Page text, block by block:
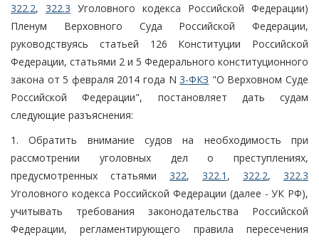
322.2, 322.3 Уголовного кодекса Российской Федерации)
Пленум Верховного Суда Российской Федерации,
руководствуясь статьей 126 Конституции Российской
Федерации, статьями 2 и 5 Федерального конституционного
закона от 5 февраля 2014 года N3-ФКЗ "О Верховном Суде
Российской Федерации", постановляет дать судам
следующие разъяснения:
1. Обратить внимание судов на необходимость при
рассмотрении уголовных дел о преступлениях,
предусмотренных статьями 322, 322.1 , 322.2, 322.3
Уголовного кодекса Российской Федерации (далее - УК РФ),
учитывать требования законодательства Российской
Федерации, регламентирующего правила пересечения